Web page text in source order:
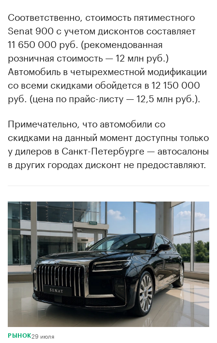
Соответственно, стоимость пятиместного
Senat 900 с учетом дисконтов составляет
11 650 000 руб. (рекомендованная
розничная стоимость — 12 млн руб.)
Автомобиль в четырехместной модификации
со всеми скидками обойдется в 12 150 000
руб. (цена по прайс-листу — 12,5 млн руб.).
Примечательно, что автомобили со
скидками на данный момент доступны только
у дилеров в Санкт-Петербурге — автосалоны
в других городах дисконт не предоставляют.
РЫНОК29 июля